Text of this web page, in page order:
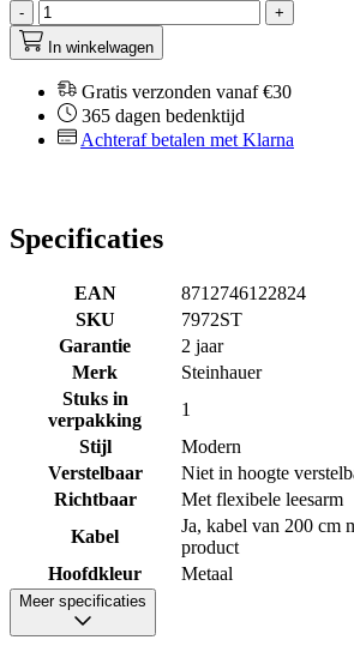
-
+
In winkelwagen
Gratis verzonden vanaf €30
365 dagen bedenktijd
Achteraf betalen met Klarna
Specificaties
EAN
8712746122824
SKU
7972ST
Garantie
2 jaar
Merk
Steinhauer
Stuks in
verpakking
1
Stijl
Modern
Verstelbaar
Niet in hoogte
Richtbaar
Met flexibele leesarm
Kabel
Ja, kabel van 200 cm
product
Hoofdkleur
Metaal
Meer specificaties